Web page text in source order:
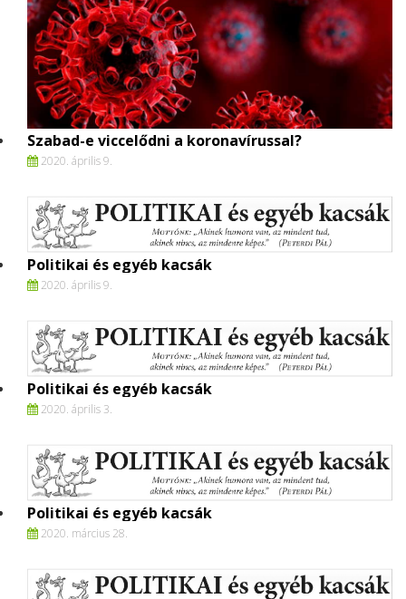
Szabad-e viccelődni a koronavírussal?
2020. április 9.
Politikai és egyéb kacsák
2020. április 9.
Politikai és egyéb kacsák
2020. április 3.
Politikai és egyéb kacsák
2020. március 28.